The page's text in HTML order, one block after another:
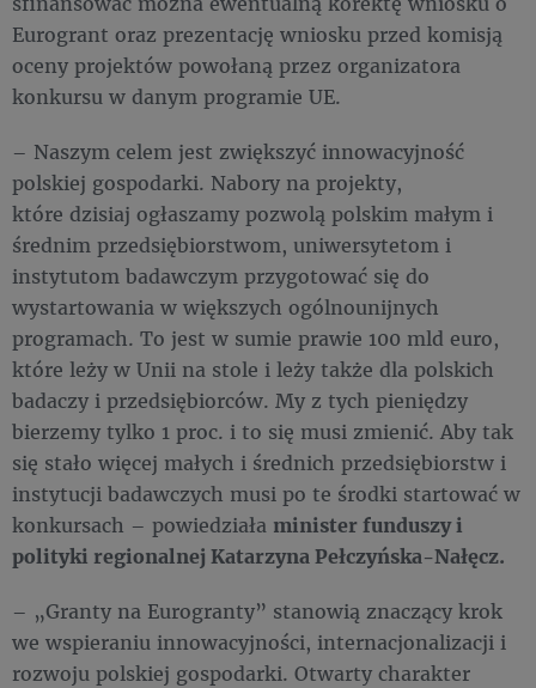
Eurogrant oraz prezentację wniosku przed komisją
oceny projektów powołaną przez organizatora
konkursu w danym programie UE.
– Naszym celem jest zwiększyć innowacyjność
polskiej gospodarki. Nabory na projekty,
które dzisiaj ogłaszamy pozwolą polskim małym i
średnim przedsiębiorstwom, uniwersytetom i
instytutom badawczym przygotować się do
wystartowania w większych ogólnounijnych
programach. To jest w sumie prawie 100 mld euro,
które leży w Unii na stole i leży także dla polskich
badaczy i przedsiębiorców. My z tych pieniędzy
bierzemy tylko 1 proc. i to się musi zmienić. Aby tak
się stało więcej małych i średnich przedsiębiorstw i
instytucji badawczych musi po te środki startować w
konkursach – powiedziała minister funduszy i
polityki regionalnej Katarzyna Pełczyńska-Nałęcz.
– „Granty na Eurogranty” stanowią znaczący krok
we wspieraniu innowacyjności, internacjonalizacji i
rozwoju polskiej gospodarki. Otwarty charakter